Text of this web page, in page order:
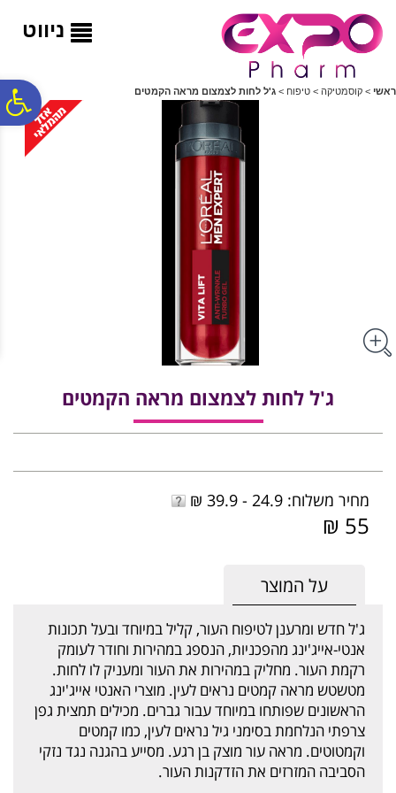
ניווט
ראשי > קוסמטיקה > טיפוח > ג'ל לחות לצמצום מראה הקמטים
ג'ל לחות לצמצום מראה הקמטים
מחיר משלוח: 24.9 - 39.9 ₪
55 ₪
על המוצר
ג'ל חדש ומרענן לטיפוח העור, קליל במיוחד ובעל תכונות
אנטי-אייג'ינג מהפכניות, הנספג במהירות וחודר לעומק
רקמת העור. מחליק במהירות את העור ומעניק לו לחות.
מטשטש מראה קמטים נראים לעין. מוצרי האנטי אייג'ינג
הראשונים שפותחו במיוחד עבור גברים. מכילים תמצית גפן
צרפתי הנלחמת בסימני גיל נראים לעין, כמו קמטים
וקמטוטים. מראה עור מוצק בן רגע. מסייע בהגנה נגד נזקי
הסביבה המזרזים את הזדקנות העור.